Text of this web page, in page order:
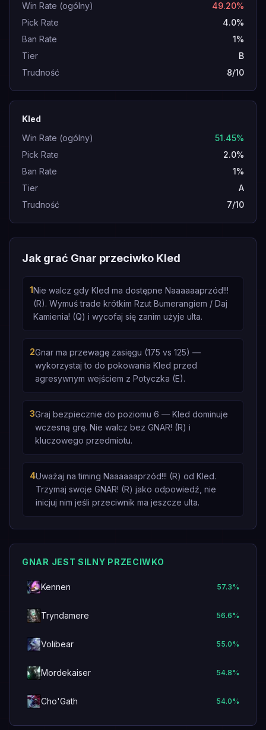
Win Rate (ogólny)
49.20%
Pick Rate
4.0%
Ban Rate
1%
Tier
B
Trudność
8/10
Kled
Win Rate (ogólny)
51.45%
Pick Rate
2.0%
Ban Rate
1%
Tier
A
Trudność
7/10
Jak grać Gnar przeciwko Kled
1Nie walcz gdy Kled ma dostępne Naaaaaaprzód!!!
(R). Wymuś trade krótkim Rzut Bumerangiem / Daj
Kamienia! (Q) i wycofaj się zanim użyje ulta.
2Gnar ma przewagę zasięgu (175 vs 125) —
wykorzystaj to do pokowania Kled przed
agresywnym wejściem z Potyczka (E).
3Graj bezpiecznie do poziomu 6 — Kled dominuje
wczesną grę. Nie walcz bez GNAR! (R) i
kluczowego przedmiotu.
4Uważaj na timing Naaaaaaprzód!!! (R) od Kled.
Trzymaj swoje GNAR! (R) jako odpowiedź, nie
inicjuj nim jeśli przeciwnik ma jeszcze ulta.
GNAR JEST SILNY PRZECIWKO
Kennen 57.3%
Tryndamere 56.6%
Volibear 55.0%
Mordekaiser 54.8%
Cho'Gath 54.0%